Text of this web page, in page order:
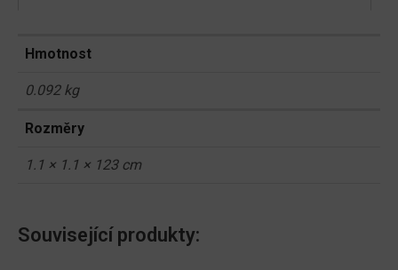
Hmotnost
0.092 kg
Rozměry
1.1 × 1.1 × 123 cm
Související produkty: